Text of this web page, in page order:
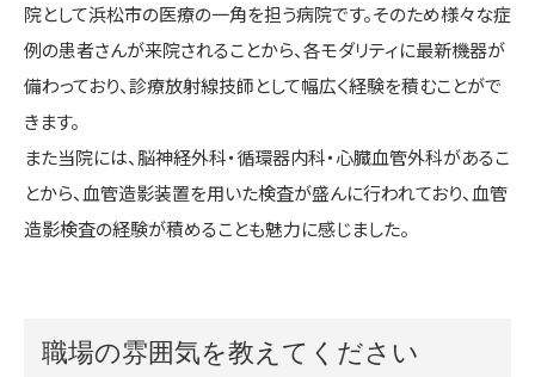
院として浜松市の医療の一角を担う病院です。そのため様々な症
例の患者さんが来院されることから、各モダリティに最新機器が
備わっており、診療放射線技師として幅広く経験を積むことがで
きます。
また当院には、脳神経外科・循環器内科・心臓血管外科があるこ
とから、血管造影装置を用いた検査が盛んに行われており、血管
造影検査の経験が積めることも魅力に感じました。
職場の雰囲気を教えてください